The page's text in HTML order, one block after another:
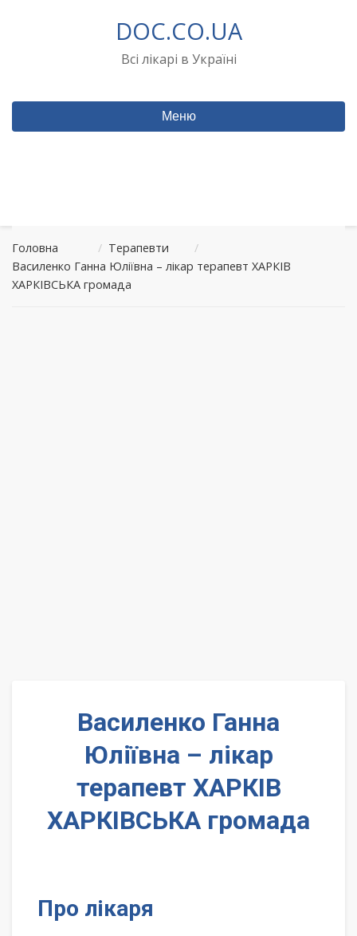
DOC.CO.UA
Всі лікарі в Україні
Меню
Головна / Терапевти
/
Василенко Ганна Юліївна – лікар терапевт ХАРКІВ
ХАРКІВСЬКА громада
Василенко Ганна
Юліївна – лікар
терапевт ХАРКІВ
ХАРКІВСЬКА громада
Про лікаря